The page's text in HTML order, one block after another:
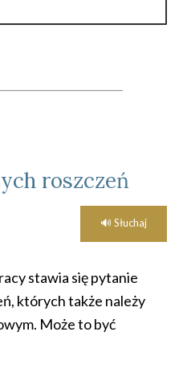
roszczeń
🔊 Słuchaj
stawia się pytanie
których także należy
Może to być